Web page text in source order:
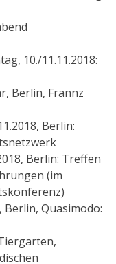
10./11.11.2018:
Berlin, Frannz
Berlin:
Berlin: Treffen
(im
Berlin, Quasimodo: